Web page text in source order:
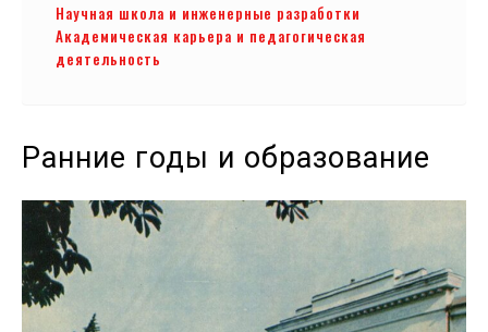
Научная школа и инженерные разработки
Академическая карьера и педагогическая
деятельность
Ранние годы и образование